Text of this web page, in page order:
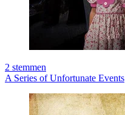
2 stemmen
A Series of Unfortunate Events